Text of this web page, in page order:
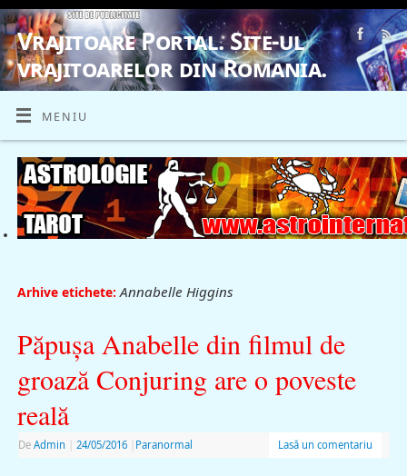
Vrajitoare Portal. Site-ul
vrajitoarelor din Romania.
VRAJITOARE, VRAJITOARELE, VRAJITOARE
MENIU
Arhive etichete:Annabelle Higgins
Păpuşa Anabelle din filmul de
groază Conjuring are o poveste
reală
De Admin 24/05/2016 Paranormal Lasă un comentariu